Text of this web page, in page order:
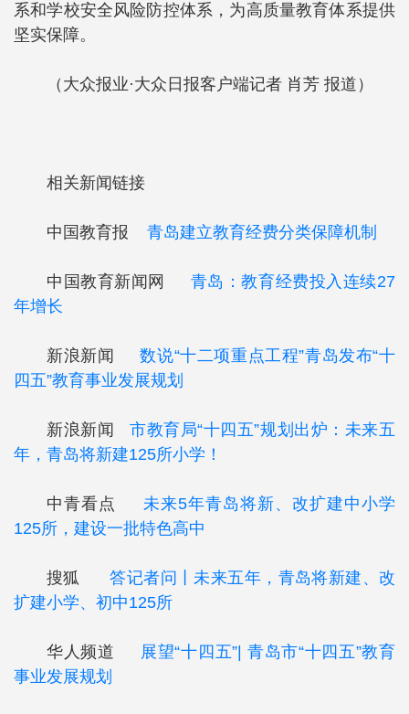
系和学校安全风险防控体系，为高质量教育体系提供
坚实保障。
（大众报业·大众日报客户端记者 肖芳 报道）
相关新闻链接
中国教育报 青岛建立教育经费分类保障机制
中国教育新闻网 青岛：教育经费投入连续27
年增长
新浪新闻
数说“十二项重点工程”青岛发布“十
四五”教育事业发展规划
新浪新闻 市教育局“十四五”规划出炉：未来五
年，青岛将新建125所小学！
中青看点 未来5年青岛将新、改扩建中小学
125所，建设一批特色高中
搜狐答记者问丨未来五年，青岛将新建、改
扩建小学、初中125所
华人频道 展望“十四五”| 青岛市“十四五”教育
事业发展规划